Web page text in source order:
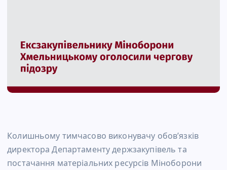
Колишньому тимчасово виконувачу обов’язків
директора Департаменту держзакупівель та
постачання матеріальних ресурсів Міноборони